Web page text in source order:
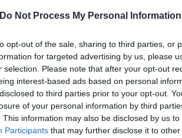
Do Not Process My Personal Information
opt-out of the sale, sharing to third parties, or
for targeted advertising by us, please
selection. Please note that after your opt-out
interest-based ads based on personal
to third parties prior to your opt-out.
of your personal information by third
This information may also be disclosed by us
Participants that may further disclose it to other
visible signs to the hotel, the village
very friendly, but they did not speak
frustrating. However, the morning was
Souhaiteriez-vous revenir dans cet hôtel?
The staff can't speak good English, they
Souhaiteriez-vous revenir dans cet hôtel?